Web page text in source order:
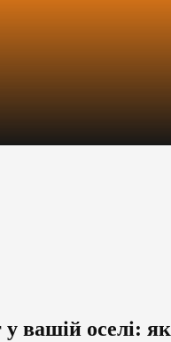
вашій оселі: як